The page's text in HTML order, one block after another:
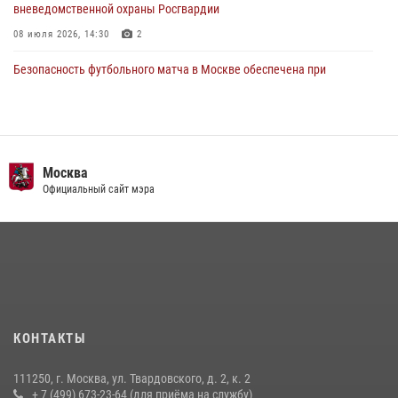
вневедомственной охраны Росгвардии
08 июля 2026, 14:30 2
Безопасность футбольного матча в Москве обеспечена при
Москве (видео)
27 июля 2026, 08:00 1
своё 32-летие (видео)
Москва
Официальный сайт мэра
КОНТАКТЫ
111250, г. Москва, ул. Твардовского, д. 2, к. 2
+ 7 (499) 673-23-64 (для приёма на службу)